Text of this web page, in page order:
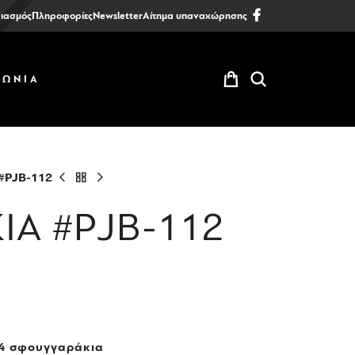
ΠληροφορίεςNewsletterΑίτημα υπαναχώρησης
112
#PJB-112
σφουγγαράκια